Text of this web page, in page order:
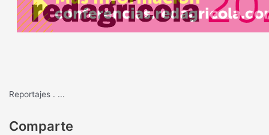
Reportajes . ...
Comparte